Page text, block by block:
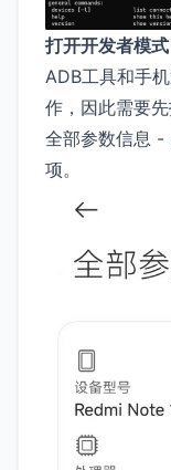
打开开发者模式
ADB工具和手
作，因此需要
全部参数信息 -
项。